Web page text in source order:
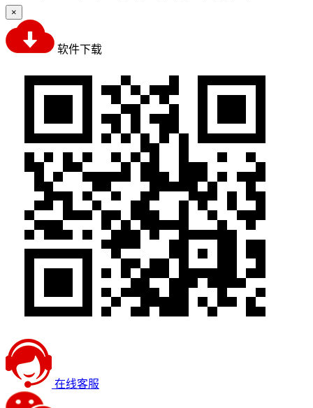
×
软件下载
在线客服